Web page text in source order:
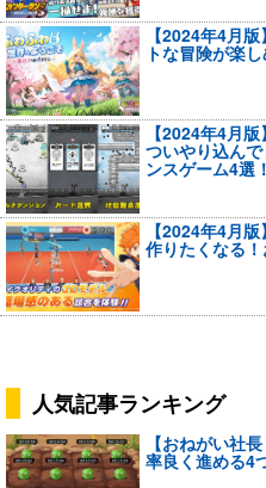
【2024年4月
トな冒険が楽
【2024年4月
ついやり込ん
ンスゲーム4選
【2024年4月
作りたくなる
人気記事ランキング
【おねがい社
率良く進める4